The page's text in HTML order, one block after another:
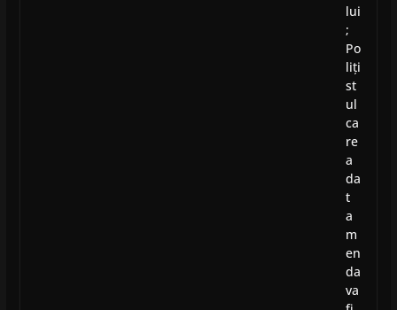
lui
;
Po
liți
st
ul
ca
re
a
da
t
a
m
en
da
va